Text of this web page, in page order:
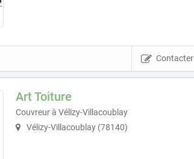
Contacter
Art Toiture
Couvreur à Vélizy-Villacoublay
Vélizy-Villacoublay (78140)